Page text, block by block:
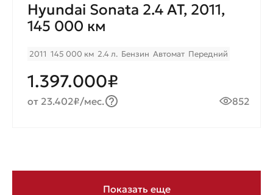
Hyundai Sonata 2.4 AT, 2011,
145 000 км
2011 145 000 км 2.4 л. Бензин Автомат Передний
1.397.000₽
от 23.402₽/мес. 852
Показать еще